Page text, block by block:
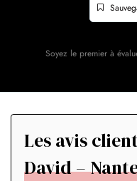
Soyez le premier à
Les avis
David –